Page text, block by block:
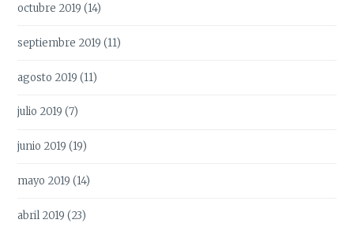
octubre 2019 (14)
septiembre 2019 (11)
agosto 2019 (11)
julio 2019 (7)
junio 2019 (19)
mayo 2019 (14)
abril 2019 (23)